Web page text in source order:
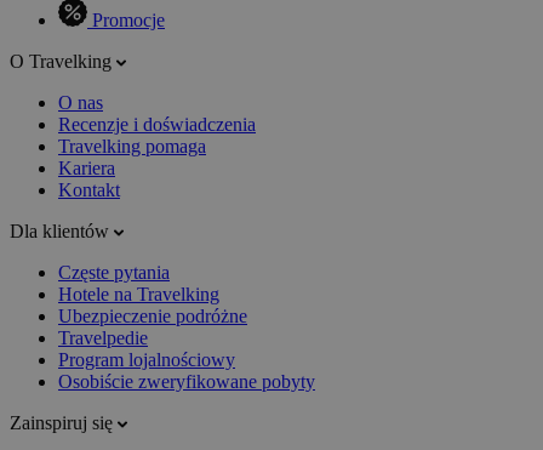
Promocje
O Travelking
O nas
Recenzje i doświadczenia
Travelking pomaga
Kariera
Kontakt
Dla klientów
Częste pytania
Hotele na Travelking
Ubezpieczenie podróżne
Travelpedie
Program lojalnościowy
Osobiście zweryfikowane pobyty
Zainspiruj się